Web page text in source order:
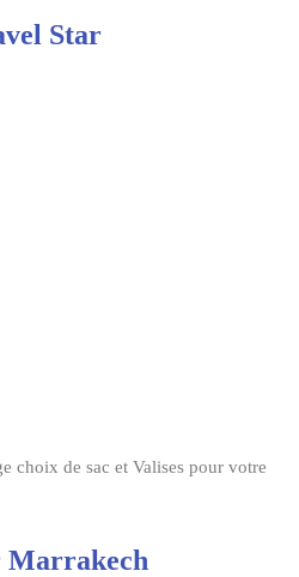
Star
choix de sac et Valises pour votre
Marrakech